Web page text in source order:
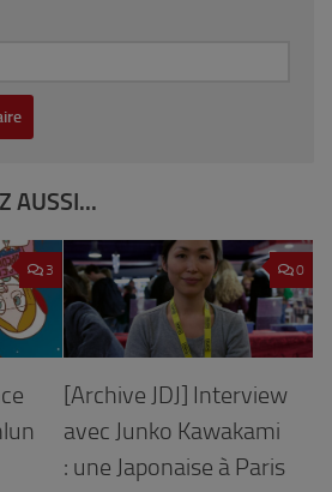
AUSSI...
3 0
[Archive JDJ] Interview
avec Junko Kawakami
: une Japonaise à Paris